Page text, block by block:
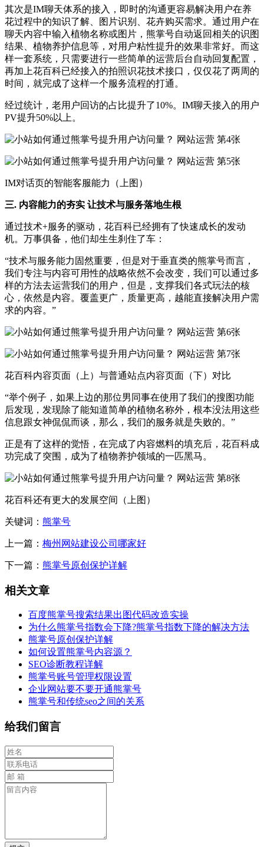
其次是IM聊天体系的接入，即时的沟通更容易解决用户在养
花过程中的知识了解、图片识别、花卉购买需求。通过用户在
聊天内容中输入植物名称或图片，熊掌号自动返回相关的识图
结果、植物养护信息等，对用户粘性提升的效果非常好。而这
样一套系统，只需要进行一些简单的运营后台自动回复配置，
再加上花百科已经接入的拍照识花技术接口，仅仅花了两周的
时间，就完成了这样一个服务流程的打通。
经过统计，老用户回访的占比提升了10%。IM聊天接入的用户
PV提升50%以上。
IM对话页的智能客服能力（上图）
三. 内容能力的夯实 让技术与服务落地生根
通过技术+服务的驱动，花百科已经拥有了快速成长的发动
机。万事俱备，他们却生生刹住了车：
“技术与服务能力固然重要，但是对于垂直类的熊掌号而言，
我们专注与内容可用性的战略依然不会改变，我们可以通过多
样的方法去运营我们的用户，但是，支撑我们各式玩法的核
心，依然是内容。覆盖更广，质量更高，越能直接解决用户需
求的内容。”
花百科内容页面（上）与普通站点内容页面（下）对比
“举个例子，如果上边的那位男同事在使用了我们的搜图功能
后发现，发现除了能知道简单的植物名称外，根本没法用这些
信息跟女神侃侃而谈，那么，我们的服务就是失败的。”
正是有了这样的觉悟，在完成了内容燃料的填充后，花百科成
功完成了突围，成为了植物养护领域的一匹黑马。
花百科还有更大的发展空间（上图）
关键词： 熊掌号
上一篇： 梅州网站建设公司哪家好
下一篇： 熊掌号原创保护详解
相关文章
百度熊掌号搜索结果出图代码改造实操
为什么熊掌号指数会下降?熊掌号指数下降的解决方法
熊掌号原创保护详解
如何设置熊掌号内容源？
SEO诊断教程详解
熊掌号账号管理权限设置
企业网站要不要开通熊掌号
熊掌号和传统seo之间的关系
给我们留言